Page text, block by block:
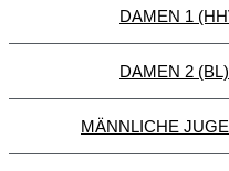
DAMEN 1
DAMEN 2 (BL)
MÄNNLICHE